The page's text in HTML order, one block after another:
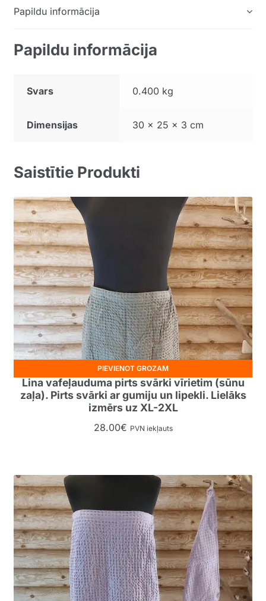
Papildu informācija
Papildu informācija
Svars 0.400 kg
Dimensijas 30 × 25 × 3 cm
Saistītie Produkti
Lina vafeļauduma pirts svārki vīrietim (sūnu
zaļa). Pirts svārki ar gumiju un lipekli. Lielāks
izmērs uz XL-2XL
28.00€ PVN iekļauts
PIEVIENOT GROZAM